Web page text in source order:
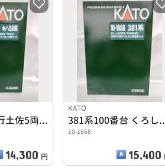
キハ58系 急行土佐5両セット
14,300 円
KATO
381系100番台
10-1868
15,400